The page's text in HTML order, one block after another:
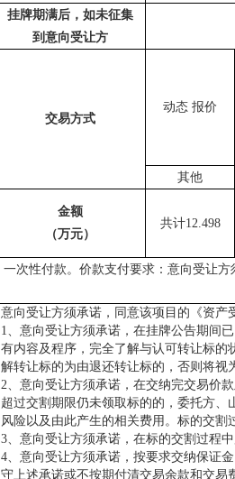
挂牌期满后，如未征集
到意向受让方
交易方式
动态 报价
其他
金额
（万元）
共计12.498
一次性付款。价款支付要求：意向受让方
意向受让方须承诺，同意该项目的《资产
1、意向受让方须承诺，在挂牌公告期间
有内容及程序，完全了解与认可转让标
解转让标的为由退还转让标的，否则将
2、意向受让方须承诺，在交纳完交易价
超过交割期限仍未领取标的的，委托方
风险以及由此产生的相关费用。标的交
3、意向受让方须承诺，在标的交割过程
4、意向受让方须承诺，按要求交纳保证
守上述承诺或不按期付清交易余款和交